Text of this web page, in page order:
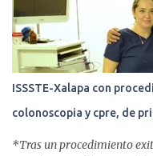
s
ISSSTE-Xalapa con
colonoscopia y cpre, de
*Tras un procedimiento